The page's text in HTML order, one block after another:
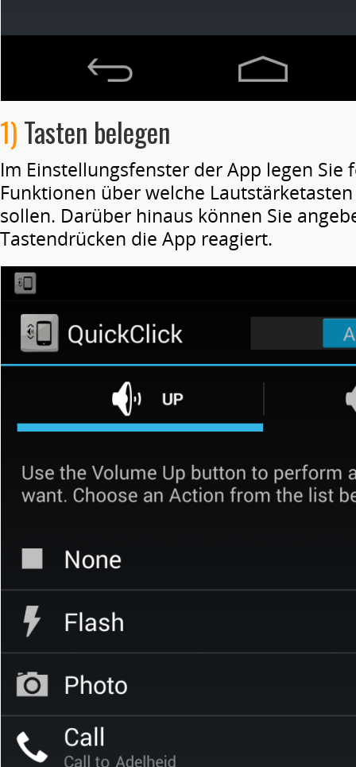
1)Tasten belegen
Im Einstellungsfenster der App legen Sie
Funktionen über welche
sollen. Darüber hinaus können Sie
Tastendrücken die App reagiert.